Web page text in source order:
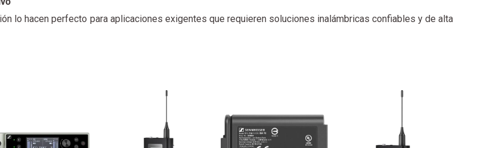
lo hacen perfecto para aplicaciones exigentes que requieren soluciones inalámbricas confiables y de alta